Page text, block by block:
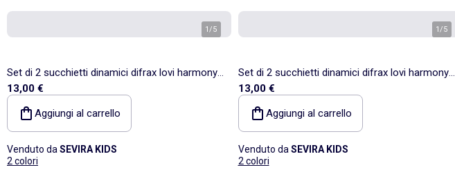
1/5
Set di 2 succhietti dinamici difrax lovi harmony |
Difrax
13,00 €
Aggiungi al carrello
Venduto da SEVIRA KIDS
2 colori
1/5
Set di 2 succhietti dinamici difrax lovi harmony |
Difrax
13,00 €
Aggiungi al carrello
Venduto da SEVIRA KIDS
2 colori